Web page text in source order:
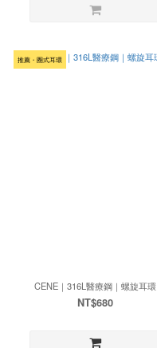
推薦・圈式耳環
CENE｜316L醫療鋼｜螺旋耳環
NT$680